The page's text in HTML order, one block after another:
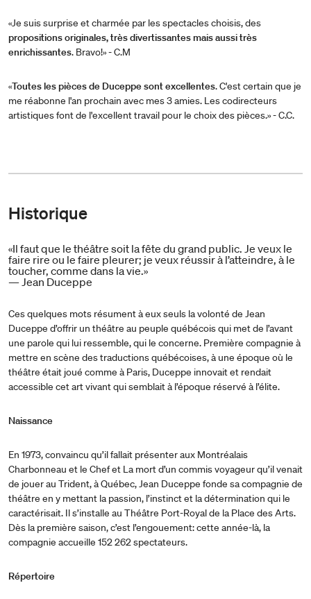
«Je suis surprise et charmée par les spectacles choisis, des
propositions originales, très divertissantes mais aussi très
enrichissantes. Bravo!» - C.M
«Toutes les pièces de Duceppe sont excellentes. C'est certain que je
me réabonne l'an prochain avec mes 3 amies. Les codirecteurs
artistiques font de l'excellent travail pour le choix des pièces.» - C.C.
Historique
«Il faut que le théâtre soit la fête du grand public. Je veux le
faire rire ou le faire pleurer; je veux réussir à l’atteindre, à le
toucher, comme dans la vie.»
— Jean Duceppe
Ces quelques mots résument à eux seuls la volonté de Jean
Duceppe d’offrir un théâtre au peuple québécois qui met de l’avant
une parole qui lui ressemble, qui le concerne. Première compagnie à
mettre en scène des traductions québécoises, à une époque où le
théâtre était joué comme à Paris, Duceppe innovait et rendait
accessible cet art vivant qui semblait à l’époque réservé à l’élite.
Naissance
En 1973, convaincu qu’il fallait présenter aux Montréalais
Charbonneau et le Chef et La mort d’un commis voyageur qu’il venait
de jouer au Trident, à Québec, Jean Duceppe fonde sa compagnie de
théâtre en y mettant la passion, l’instinct et la détermination qui le
caractérisait. Il s’installe au Théâtre Port-Royal de la Place des Arts.
Dès la première saison, c’est l’engouement: cette année-là, la
compagnie accueille 152 262 spectateurs.
Répertoire